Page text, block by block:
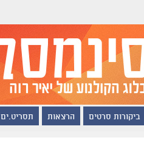
ביקורות סרטים הרצאות תסריט.ים